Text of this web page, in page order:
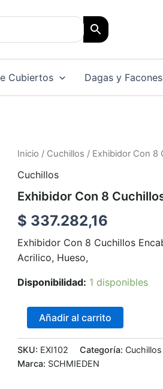
Cubiertos Dagas y Facones
Inicio / Cuchillos / Exhibidor Con 8
Cuchillos
Exhibidor Con 8
$ 337.282,16
Exhibidor Con 8 Cuchillos
Acrilico, Hueso,
Disponibilidad: 1 disponibles
Exhibidor
8
cantidad
Añadir al carrito
SKU: EXI102 Categoría: Cuchillos
Marca: SCHMIEDEN